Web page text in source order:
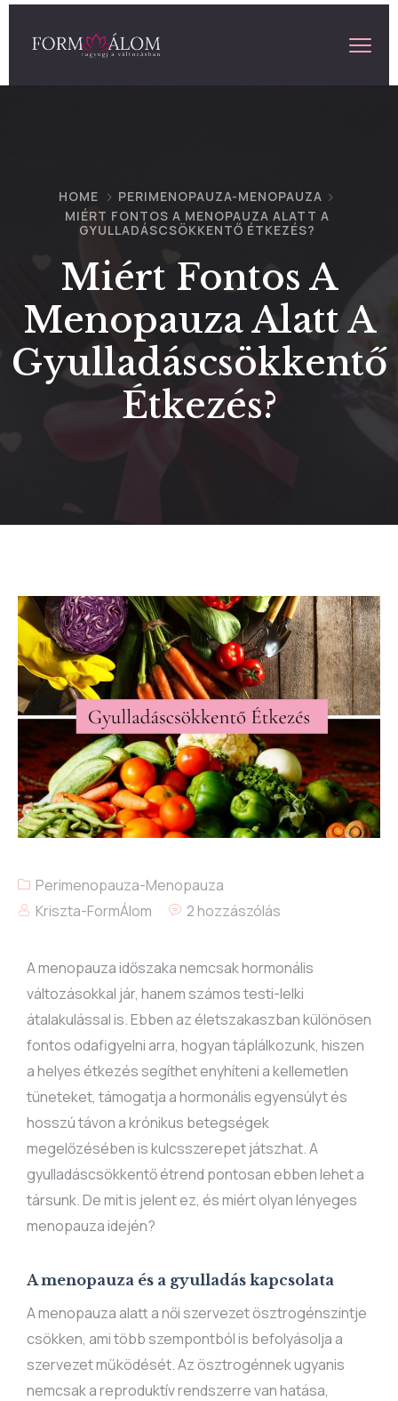
HOME
PERIMENOPAUZA-MENOPAUZA
MIÉRT FONTOS A MENOPAUZA ALATT A
GYULLADÁSCSÖKKENTŐ ÉTKEZÉS?
Miért Fontos A
Menopauza Alatt A
Gyulladáscsökkentő
Étkezés?
Perimenopauza-Menopauza
Kriszta-FormÁlom
2 hozzászólás
A menopauza időszaka nemcsak hormonális
változásokkal jár, hanem számos testi-lelki
átalakulással is. Ebben az életszakaszban különösen
fontos odafigyelni arra, hogyan táplálkozunk, hiszen
a helyes étkezés segíthet enyhíteni a kellemetlen
tüneteket, támogatja a hormonális egyensúlyt és
hosszú távon a krónikus betegségek
megelőzésében is kulcsszerepet játszhat. A
gyulladáscsökkentő étrend pontosan ebben lehet a
társunk. De mit is jelent ez, és miért olyan lényeges
menopauza idején?
A menopauza és a gyulladás kapcsolata
A menopauza alatt a női szervezet ösztrogénszintje
csökken, ami több szempontból is befolyásolja a
szervezet működését. Az ösztrogénnek ugyanis
nemcsak a reproduktív rendszerre van hatása,